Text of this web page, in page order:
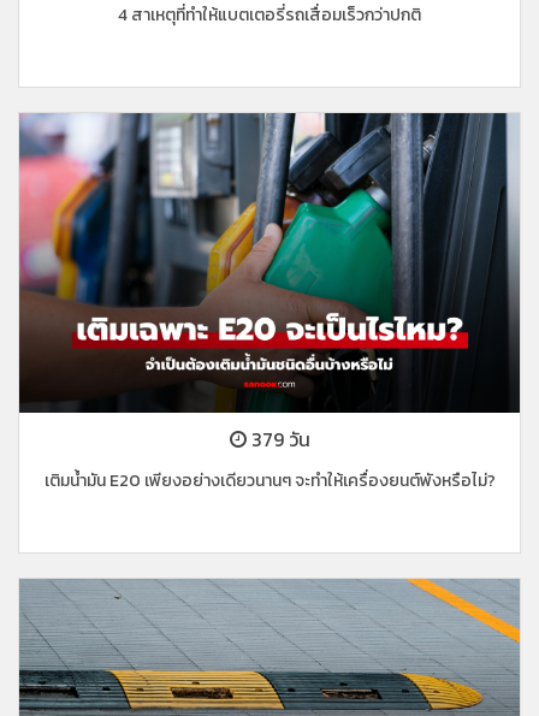
4 สาเหตุที่ทำให้แบตเตอรี่รถเสื่อมเร็วกว่าปกติ
379 วัน
เติมน้ำมัน E20 เพียงอย่างเดียวนานๆ จะทำให้เครื่องยนต์พังหรือไม่?